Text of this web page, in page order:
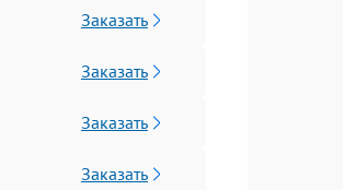
Заказать
Заказать
Заказать
Заказать